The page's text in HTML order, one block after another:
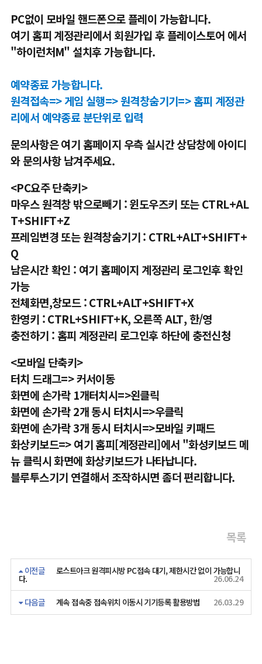
PC없이 모바일 핸드폰으로 플레이 가능합니다.
여기 홈피 계정관리에서 회원가입 후 플레이스토어 에서
"하이런처M" 설치후 가능합니다.
예약종료 가능합니다.
원격접속=> 게임 실행=> 원격창숨기기=> 홈피 계정관
리에서 예약종료 분단위로 입력
문의사항은 여기 홈페이지 우측 실시간 상담창에 아이디
와 문의사항 남겨주세요.
<PC요주 단축키>
마우스 원격창 밖으로빼기 : 윈도우즈키 또는 CTRL+AL
T+SHIFT+Z
프레임변경 또는 원격창숨기기 : CTRL+ALT+SHIFT+
Q
남은시간 확인 : 여기 홈페이지 계정관리 로그인후 확인
가능
전체화면,창모드 : CTRL+ALT+SHIFT+X
한영키 : CTRL+SHIFT+K, 오른쪽 ALT, 한/영
충전하기 : 홈피 계정관리 로그인후 하단에 충전신청
<모바일 단축키>
터치 드래그=> 커서이동
화면에 손가락 1개터치시=>왼클릭
화면에 손가락 2개 동시 터치시=>우클릭
화면에 손가락 3개 동시 터치시=>모바일 키패드
화상키보드=> 여기 홈피[계정관리]에서 "화성키보드 메
뉴 클릭시 화면에 화상키보드가 나타납니다.
블루투스기기 연결해서 조작하시면 좀더 편리합니다.
목록
이전글 로스트아크 원격피시방 PC접속 대기, 제한시간 없이 가능합니
다.
26.06.24
다음글
계속 접속중 접속위치 이동시 기기등록 활용방법 26.03.29